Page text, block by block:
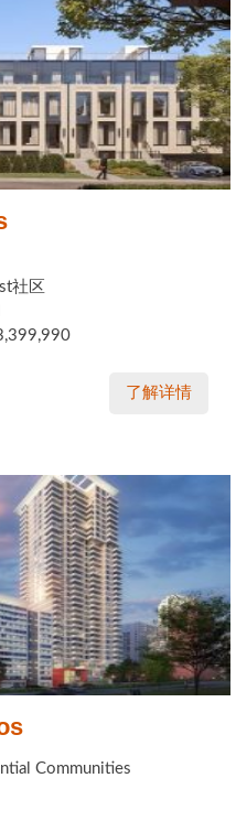
社区
了解详情
Communities